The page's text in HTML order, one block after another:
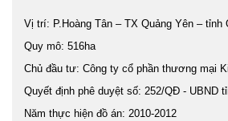
Vị trí: P.Hoàng Tân – TX Quảng Yên – tỉnh
Quy mô: 516ha
Chủ đầu tư: Công ty cổ phần thương mại
Quyết định phê duyệt số: 252/QĐ - UBND
Năm thực hiện đồ án: 2010-2012